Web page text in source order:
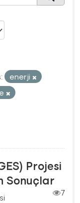
enerji
Projesi
Sonuçlar
7